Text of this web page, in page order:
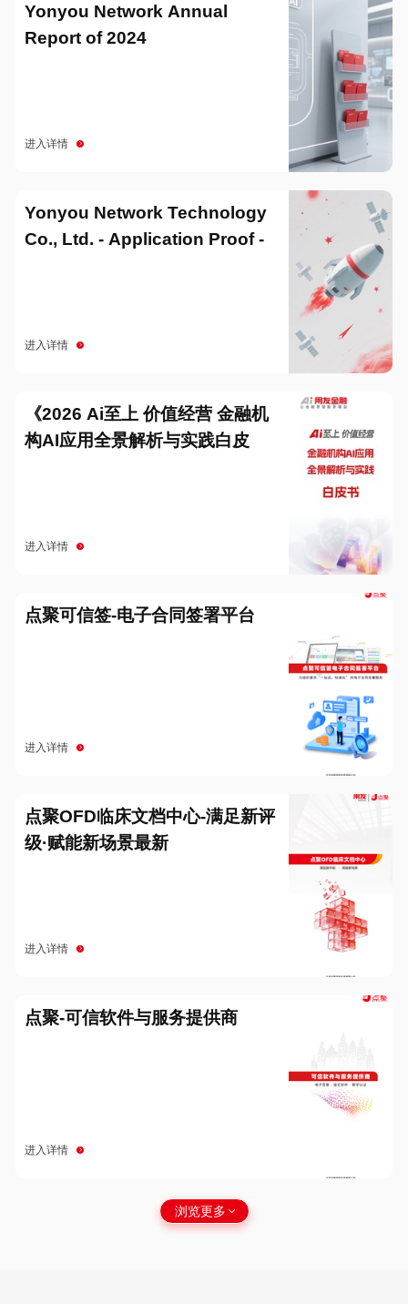
Yonyou Network Annual
Report of 2024
进入详情
Yonyou Network Technology
Co., Ltd. - Application Proof -
进入详情
《2026 Ai至上 价值经营 金融机
构AI应用全景解析与实践白皮
进入详情
点聚可信签-电子合同签署平台
进入详情
点聚OFD临床文档中心-满足新评
级·赋能新场景最新
进入详情
点聚-可信软件与服务提供商
进入详情
浏览更多